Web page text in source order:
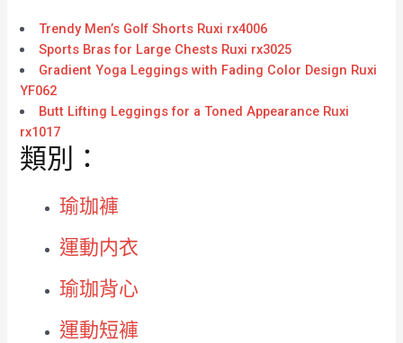
Trendy Men’s Golf Shorts Ruxi rx4006
Sports Bras for Large Chests Ruxi rx3025
Gradient Yoga Leggings with Fading Color Design Ruxi
YF062
Butt Lifting Leggings for a Toned Appearance Ruxi
rx1017
類別：
瑜珈褲
運動内衣
瑜珈背心
運動短褲